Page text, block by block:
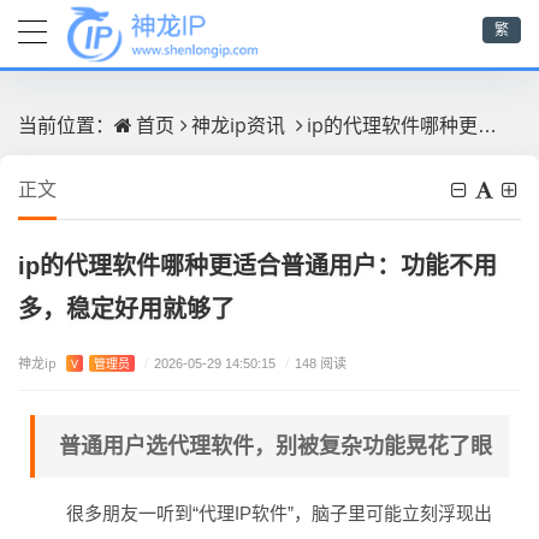
繁
当前位置： 首页 神龙ip资讯 ip的代理软件哪种更适合普通用户：功能不用多，稳定好用就够了
正文
ip的代理软件哪种更适合普通用户：功能不用
多，稳定好用就够了
神龙ip V 管理员 / 2026-05-29 14:50:15 / 148 阅读
普通用户选代理软件，别被复杂功能晃花了眼
很多朋友一听到“代理IP软件”，脑子里可能立刻浮现出